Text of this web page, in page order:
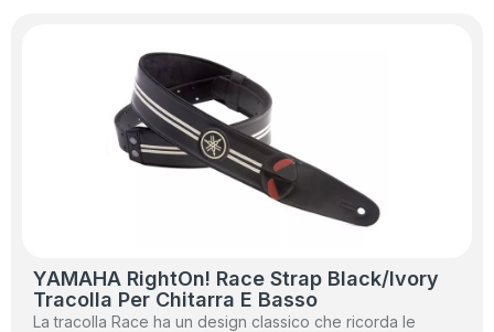
YAMAHA RightOn! Race Strap Black/Ivory
Tracolla Per Chitarra E Basso
La tracolla Race ha un design classico che ricorda le